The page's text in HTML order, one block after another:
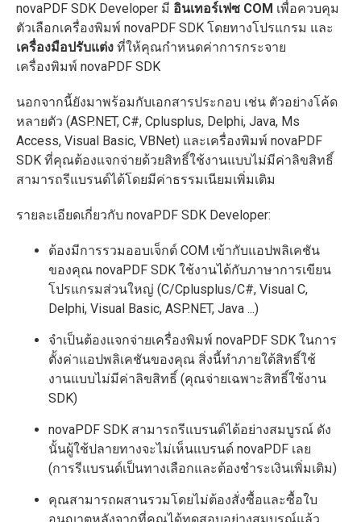
novaPDF SDK Developer มี อินเทอร์เฟซ COM เพื่อควบคุม
ตัวเลือกเครื่องพิมพ์ novaPDF SDK โดยทางโปรแกรม และ
เครื่องมือปรับแต่ง ที่ให้คุณกำหนดค่าการกระจาย
เครื่องพิมพ์ novaPDF SDK
นอกจากนี้ยังมาพร้อมกับเอกสารประกอบ เช่น ตัวอย่างโค้ด
หลายตัว (ASP.NET, C#, Cplusplus, Delphi, Java, Ms
Access, Visual Basic, VBNet) และเครื่องพิมพ์ novaPDF
SDK ที่คุณต้องแจกจ่ายด้วยสิทธิ์ใช้งานแบบไม่มีค่าลิขสิทธิ์
สามารถรีแบรนด์ได้โดยมีค่าธรรมเนียมเพิ่มเติม
รายละเอียดเกี่ยวกับ novaPDF SDK Developer:
ต้องมีการรวมออบเจ็กต์ COM เข้ากับแอปพลิเคชัน
ของคุณ novaPDF SDK ใช้งานได้กับภาษาการเขียน
โปรแกรมส่วนใหญ่ (C/Cplusplus/C#, Visual C,
Delphi, Visual Basic, ASP.NET, Java ...)
จำเป็นต้องแจกจ่ายเครื่องพิมพ์ novaPDF SDK ในการ
ตั้งค่าแอปพลิเคชันของคุณ สิ่งนี้ทำภายใต้สิทธิ์ใช้
งานแบบไม่มีค่าลิขสิทธิ์ (คุณจ่ายเฉพาะสิทธิ์ใช้งาน
SDK)
novaPDF SDK สามารถรีแบรนด์ได้อย่างสมบูรณ์ ดัง
นั้นผู้ใช้ปลายทางจะไม่เห็นแบรนด์ novaPDF เลย
(การรีแบรนด์เป็นทางเลือกและต้องชำระเงินเพิ่มเติม)
คุณสามารถผสานรวมโดยไม่ต้องสั่งซื้อและซื้อใบ